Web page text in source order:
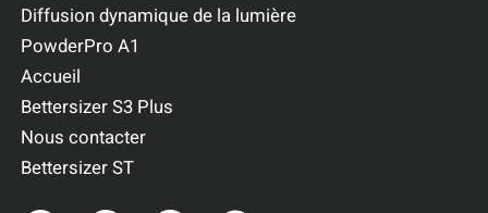
Diffusion dynamique de la lumière
PowderPro A1
Accueil
Bettersizer S3 Plus
Nous contacter
Bettersizer ST